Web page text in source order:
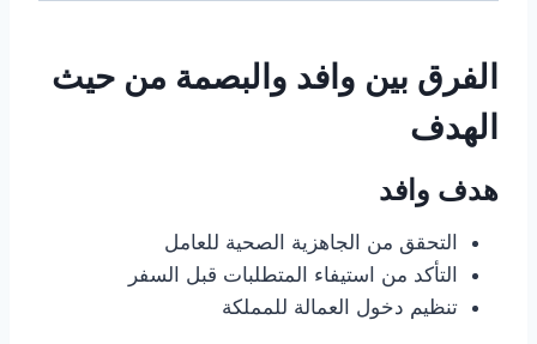
الفرق بين وافد والبصمة من حيث
الهدف
هدف وافد
التحقق من الجاهزية الصحية للعامل
التأكد من استيفاء المتطلبات قبل السفر
تنظيم دخول العمالة للمملكة